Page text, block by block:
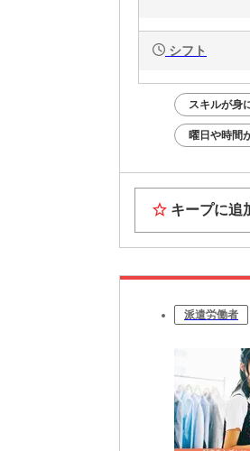
シフト
スキルが身
曜日や時間
キープに追
派遣労働者